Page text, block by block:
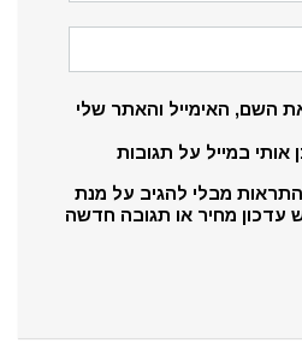
השם, האימייל והאתר שלי
אותי במייל על תגובות
מבלי להגיב על מנת
מחיר או תגובה חדשה